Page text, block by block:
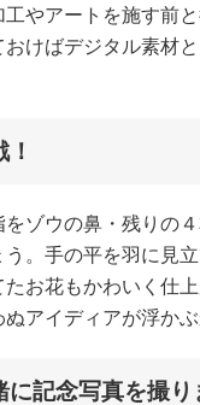
やアートを施す前
けばデジタル素材
ゾウの鼻・残りの
。手の平を羽に見
お花もかわいく仕
アイディアが浮かぶ
記念写真を撮り